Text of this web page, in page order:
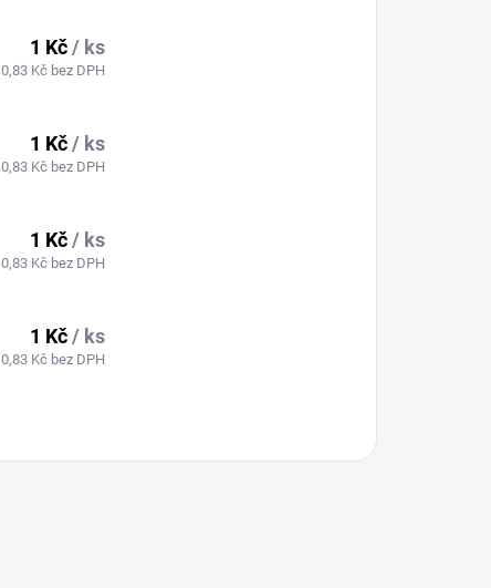
1 Kč/ ks
0,83 Kč bez DPH
1 Kč/ ks
0,83 Kč bez DPH
1 Kč/ ks
0,83 Kč bez DPH
1 Kč/ ks
0,83 Kč bez DPH